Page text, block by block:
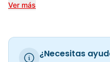
Ver más
¿Necesitas